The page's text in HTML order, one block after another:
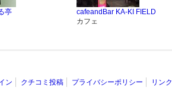
亭
cafeandBar KA-KI FIELD
カフェ
ン クチコミ投稿 プライバシーポリシー リンク